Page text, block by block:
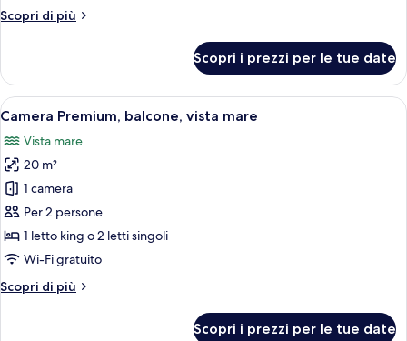
mare
Scopri di più
Altri
Deluxe,
vista
mare
Scopri i prezzi per le tue date
Apri
tutte
le
foto
per
Camera
Premium,
balcone,
mare
Un'elegante camera da letto con un
5
Camera Premium, balcone, vista mare
Vista mare
20 m²
1 camera
Per 2 persone
1 letto king o 2 letti singoli
Wi-Fi gratuito
Scopri di più
Altri
Scopri i prezzi per le tue date